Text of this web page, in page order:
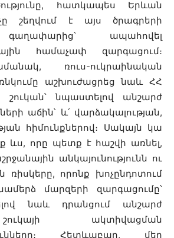
հատկապես Երևան
շեղվում է այս ծրագրերի
ապահովել
համաչափ զարգացում։
ռուս-ուկրաինական
աշխուժացրեց նաև ՀՀ
շուկան՝ նպաստելով անշարժ
աճին՝ և՛ վարձակալության,
հիմունքներով։ Սակայն կա
ևս, որը պետք է հաշվի առնել,
անկայունությունն ու
ռիսկերը, որոնք խոչընդոտում
մարզերի զարգացումը՝
նաև դրանցում անշարժ
ակտիվացման
Հետևաբար, մեր